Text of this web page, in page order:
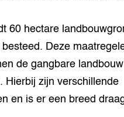
60 hectare
Deze
de gangbare
Hierbij zijn verschillende
en is er een breed